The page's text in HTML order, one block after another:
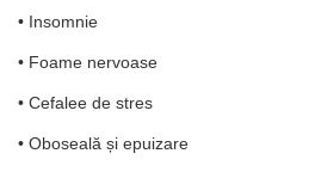
• Insomnie
• Foame nervoase
• Cefalee de stres
• Oboseală și epuizare